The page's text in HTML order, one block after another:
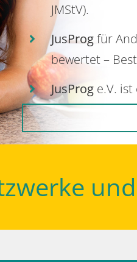
JMStV).
JusProgfür
bewertet –
JusProge.V. ist